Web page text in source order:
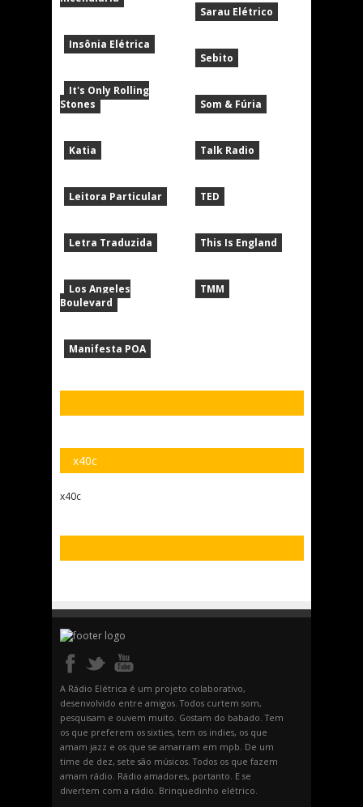
Insônia Elétrica
It's Only Rolling
Stones
Katia
Leitora Particular
Letra Traduzida
Los Angeles
Boulevard
Manifesta POA
Sarau Elétrico
Sebito
Som & Fúria
Talk Radio
TED
This Is England
TMM
x40c
x40c
A Rádio Elétrica é um projeto colaborativo,
desenvolvido entre amigos. Todos curtem som,
pesquisam e ouvem muito. Gostam do babado. Tem
os que preferem os sixties, tem os indies, os que
amam jazz e os que se amarram em mpb. De um
time de dez, sete são músicos. Todos os que fazem
amam rádio. Rádio amadores, portanto. E se
divertem com a rádio. Brinquedinho elétrico.